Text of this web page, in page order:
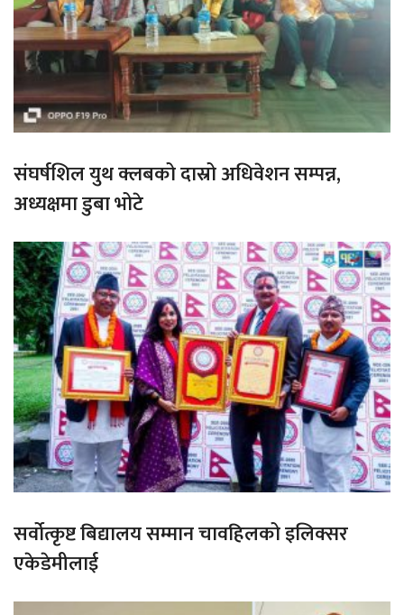
संघर्षशिल युथ क्लबको दास्रो अधिवेशन सम्पन्न,
अध्यक्षमा डुबा भोटे
सर्वोत्कृष्ट बिद्यालय सम्मान चावहिलको इलिक्सर
एकेडेमीलाई